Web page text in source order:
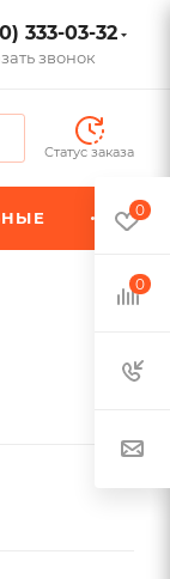
333-03-32
звонок
Статус заказа
0
0